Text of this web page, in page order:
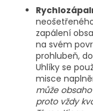
zapálení
na svém
prohlubeň,
Uhlíky se
misce
může
proto vždy